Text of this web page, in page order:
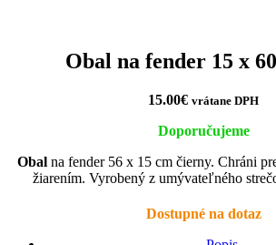
Obal na fender 15 x
15.00€ vrátane DPH
Doporučujeme
Obal na fender 56 x 15 cm čierny. Chráni
žiarením. Vyrobený z umývateľného
Dostupné na dotaz